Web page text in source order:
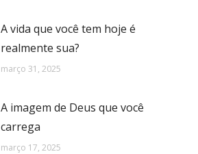
A vida que você tem hoje é
realmente sua?
março 31, 2025
A imagem de Deus que você
carrega
março 17, 2025